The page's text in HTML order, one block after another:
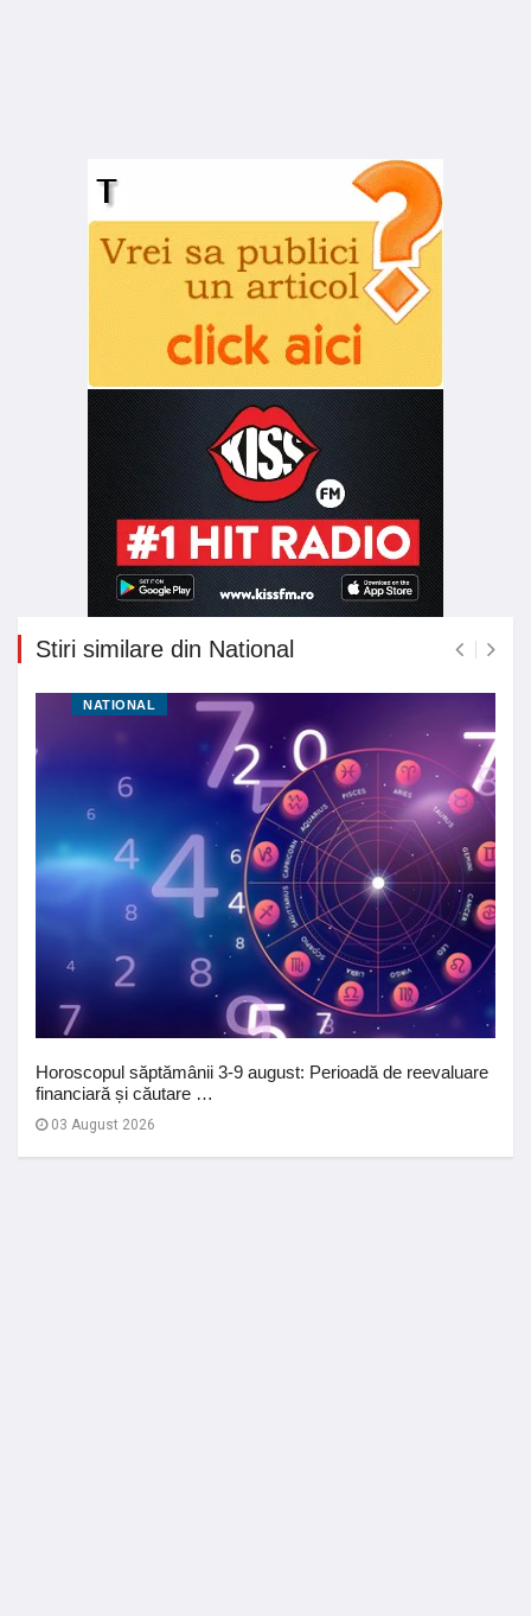
Stiri similare din National
NATIONAL
Horoscopul săptămânii 3-9 august: Perioadă de reevaluare
financiară și căutare …
03 August 2026